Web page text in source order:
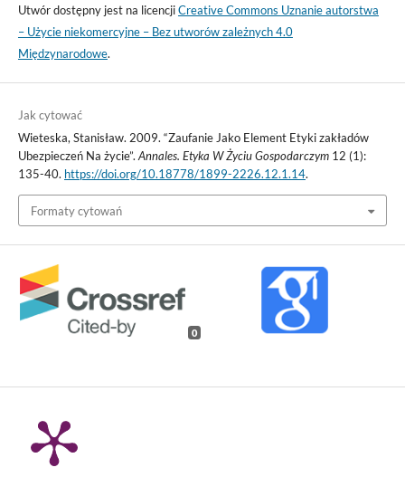
Utwór dostępny jest na licencjiCreative Commons Uznanie autorstwa
– Użycie niekomercyjne – Bez utworów zależnych 4.0
Międzynarodowe.
Jak cytować
Wieteska, Stanisław. 2009. “Zaufanie Jako Element Etyki zakładów
Ubezpieczeń Na życie”.Annales. Etyka W Życiu Gospodarczym12 (1):
135-40. https://doi.org/10.18778/1899-2226.12.1.14.
Formaty cytowań
0